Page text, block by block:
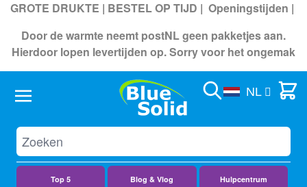
GROTE DRUKTE | BESTEL OP TIJD | Openingstijden |
Door de warmte neemt postNL geen pakketjes aan.
Hierdoor lopen levertijden op. Sorry voor het ongemak
Top 5 Blog & Vlog Hulpcentrum
Search NL Cart